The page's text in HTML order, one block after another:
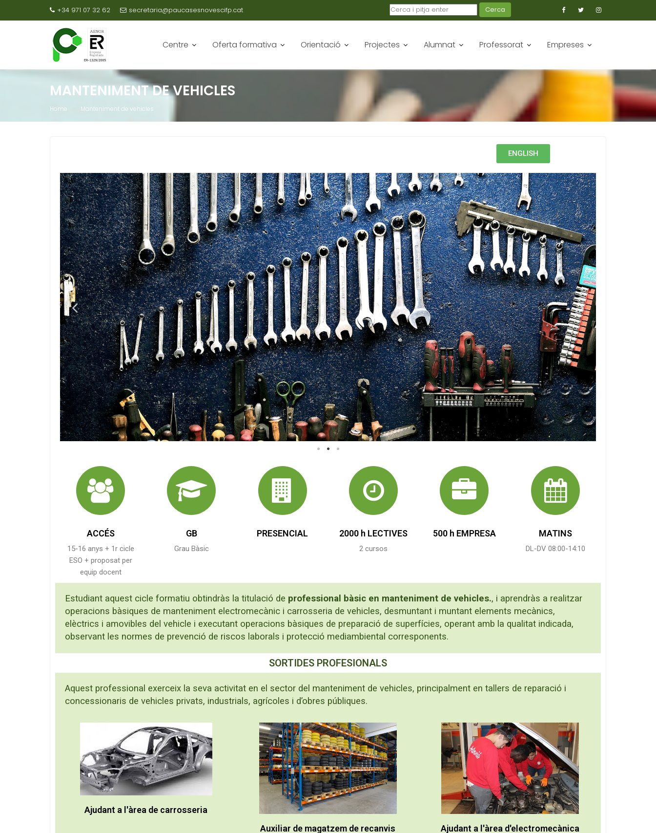
+34 971 07 32 62 secretaria@paucasesnovescifp.cat Cerca
Centre Oferta formativa Orientació Projectes Alumnat Professorat Empreses
MANTENIMENT DE VEHICLES
Home Manteniment de vehicles
ENGLISH
ACCÉS
15-16 anys + 1r cicle
ESO + proposat per
equip docent
GB
Grau Bàsic
PRESENCIAL 2000 h LECTIVES
2 cursos
500 h EMPRESA MATINS
DL-DV 08:00-14:10
Estudiant aquest cicle formatiu obtindràs la titulació de professional bàsic en manteniment de vehicles., i aprendràs a realitzar
operacions bàsiques de manteniment electromecànic i carrosseria de vehicles, desmuntant i muntant elements mecànics,
elèctrics i amovibles del vehicle i executant operacions bàsiques de preparació de superfícies, operant amb la qualitat indicada,
observant les normes de prevenció de riscos laborals i protecció mediambiental corresponents.
SORTIDES PROFESIONALS
Aquest professional exerceix la seva activitat en el sector del manteniment de vehicles, principalment en tallers de reparació i
concessionaris de vehicles privats, industrials, agrícoles i d’obres públiques.
Ajudant a l'àrea de carrosseria
Auxiliar de magatzem de recanvis
Ajudant a l'àrea d'electromecànica